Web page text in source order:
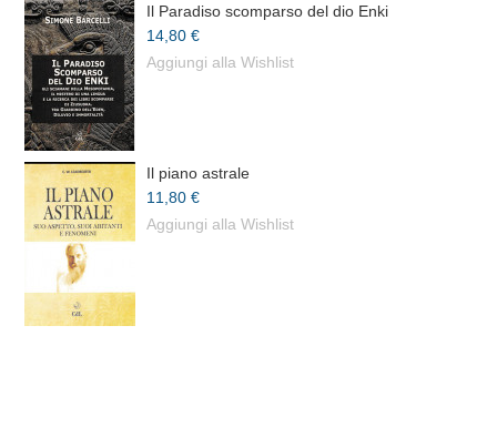
Il Paradiso scomparso del dio Enki
14,80 €
Aggiungi alla Wishlist
Il piano astrale
11,80 €
Aggiungi alla Wishlist